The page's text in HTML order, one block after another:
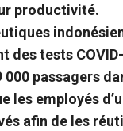
productivité.
des tests
000 passagers
les employés
afin de les